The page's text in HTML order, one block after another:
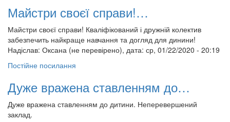
Майстри своєї справи!…
Майстри своєї справи! Кваліфікований і дружній колектив
забезпечить найкраще навчання та догляд для динини!
Надіслав: Оксана (не перевірено), дата: ср, 01/22/2020 - 20:19
Постійне посилання
Дуже вражена ставленням до…
Дуже вражена ставленням до дитини. Неперевершений
заклад.